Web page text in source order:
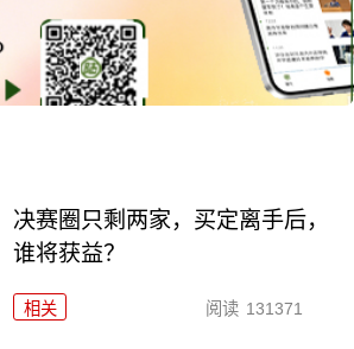
决赛圈只剩两家，买定离手后，
谁将获益？
相关 阅读 131371